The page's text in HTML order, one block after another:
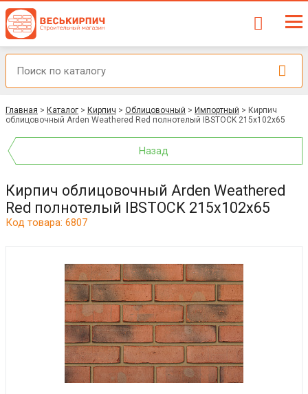
Главная > Каталог > Кирпич > Облицовочный > Импортный > Кирпич
облицовочный Arden Weathered Red полнотелый IBSTOCK 215x102x65
Назад
Кирпич облицовочный Arden Weathered
Red полнотелый IBSTOCK 215x102x65
Код товара: 6807